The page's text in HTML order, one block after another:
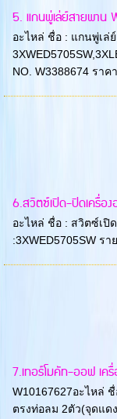
5. แกนพู่เล่ย์สายพาน
อะไหล่ ชื่อ : แกนพู่เล่
NO. W3388674 รา
6.สวิตซ์เปิด-ปิดเครื่อ
อะไหล่ ชื่อ : สวิตซ์เปิ
:3XWED5705SW ร
7.เทอร์โมคัท-ออฟ เค
W10167627อะไหล่
ตรงท่อลม 2ตัว(จุดแด